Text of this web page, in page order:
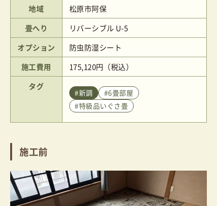
地域
松原市阿保
畳へり
リバーシブル U-5
オプション
防虫防湿シート
施工費用
175,120円（税込）
タグ
#新調
#6畳部屋
#特級品いぐさ畳
施工前